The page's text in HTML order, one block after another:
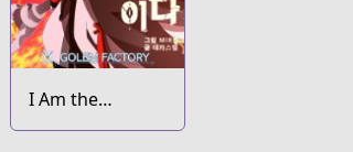
I Am the
Sorcerer King